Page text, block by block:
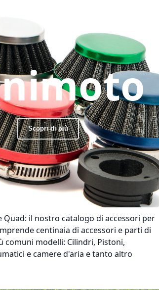
Scopri di più
Quad: il nostro catalogo di accessori per
centinaia di accessori e parti di
comuni modelli: Cilindri, Pistoni,
e camere d'aria e tanto altro